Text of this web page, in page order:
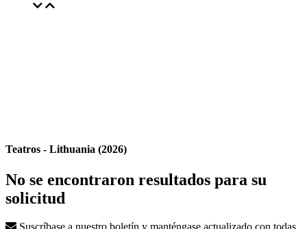
Teatros - Lithuania (2026)
No se encontraron resultados para su
solicitud